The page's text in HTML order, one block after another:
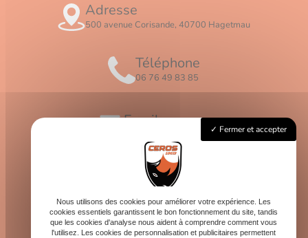
Adresse
500 avenue Corisande, 40700 Hagetmau
Téléphone
06 76 49 83 85
Email
contact@logis-ceros.fr
Horaires
Lundi - Vendredi : 8h - 16h
Fermer et accepter
Nous utilisons des cookies pour améliorer votre expérience. Les
cookies essentiels garantissent le bon fonctionnement du site, tandis
que les cookies d'analyse nous aident à comprendre comment vous
l'utilisez. Les cookies de personnalisation et publicitaires permettent